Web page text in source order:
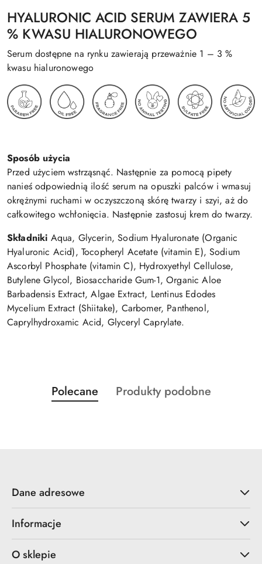
HYALURONIC ACID SERUM ZAWIERA 5
% KWASU HIALURONOWEGO
Serum dostępne na rynku zawierają przeważnie 1 – 3 %
kwasu hialuronowego
Sposób użycia
Przed użyciem wstrząsnąć. Następnie za pomocą pipety
nanieś odpowiednią ilość serum na opuszki palców i wmasuj
okrężnymi ruchami w oczyszczoną skórę twarzy i szyi, aż do
całkowitego wchłonięcia. Następnie zastosuj krem do twarzy.
Składniki Aqua, Glycerin, Sodium Hyaluronate (Organic
Hyaluronic Acid), Tocopheryl Acetate (vitamin E), Sodium
Ascorbyl Phosphate (vitamin C), Hydroxyethyl Cellulose,
Butylene Glycol, Biosaccharide Gum-1, Organic Aloe
Barbadensis Extract, Algae Extract, Lentinus Edodes
Mycelium Extract (Shiitake), Carbomer, Panthenol,
Caprylhydroxamic Acid, Glyceryl Caprylate.
Pomiń karuzelę produktów
Produkty
o
Polecane
Produkty
Produkty podobne
Dane adresowe
Informacje
O sklepie